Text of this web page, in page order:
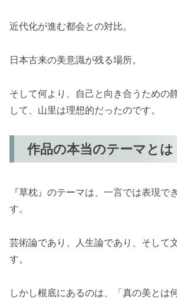
近代化が進む都会との対比。
日本古来の美意識が残る場所。
そして何より、自己と向き合うための
して、山里は理想的だったのです。
作品の本当のテーマとは
『草枕』のテーマは、一言では表現で
す。
芸術論であり、人生論であり、そして
す。
しかし根底にあるのは、「真の美とは